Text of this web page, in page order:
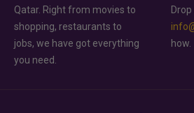
Qatar. Right from movies to
shopping, restaurants to
jobs, we have got everything
you need.
how.